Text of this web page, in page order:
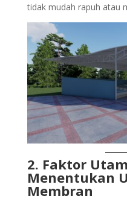
tidak mudah rapuh atau
2. Faktor
Menentukan
Membran